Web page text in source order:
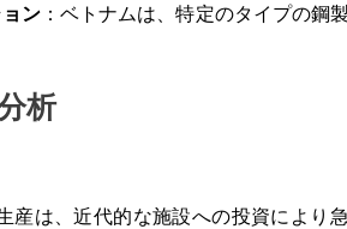
ン：ベトナムは、特定のタイプの鋼
析
産は、近代的な施設への投資により